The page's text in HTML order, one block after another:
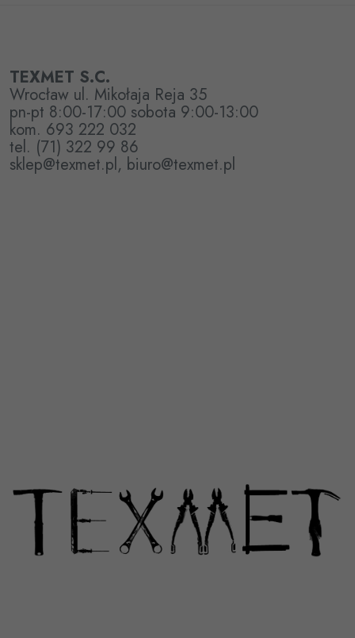
TEXMET S.C.
Wrocław ul. Mikołaja Reja 35
pn-pt 8:00-17:00 sobota 9:00-13:00
kom. 693 222 032
tel. (71) 322 99 86
sklep@texmet.pl, biuro@texmet.pl